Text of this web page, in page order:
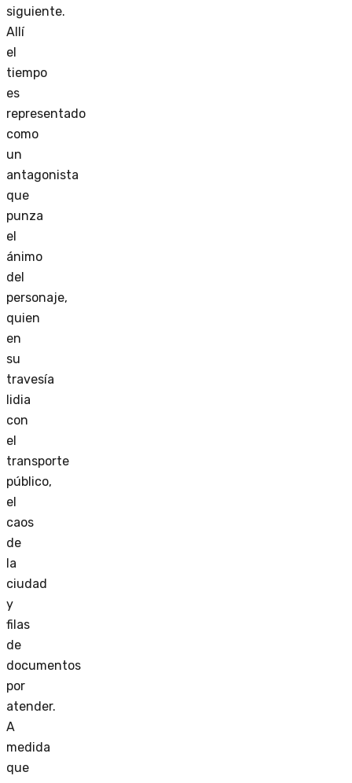
siguiente.
Allí
el
tiempo
es
representado
como
un
antagonista
que
punza
el
ánimo
del
personaje,
quien
en
su
travesía
lidia
con
el
transporte
público,
el
caos
de
la
ciudad
y
filas
de
documentos
por
atender.
A
medida
que